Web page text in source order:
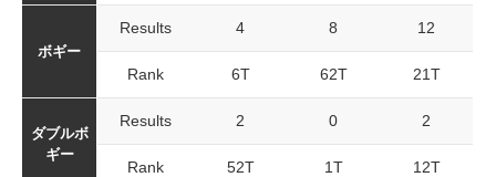
ボギー
Results 4 8 12
Rank 6T 62T 21T
ダブルボ
ギー
Results 2 0 2
Rank 52T 1T 12T